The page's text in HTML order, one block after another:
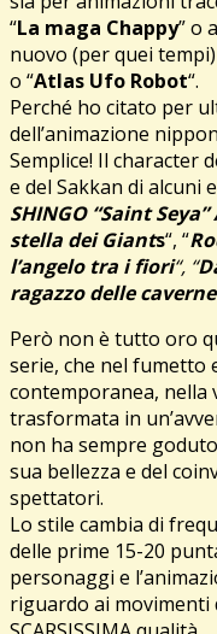
“La maga Chappy” o
nuovo (per quei
o “Atlas Ufo Robot“.
Perché ho citato per
dell’animazione
Semplice! Il character
e del Sakkan di alcuni
SHINGO “Saint Seya”
stella dei Giants“, “
l’angelo tra i fiori“, “
ragazzo delle caverne
Però non è tutto oro
serie, che nel fumetto
contemporanea, nella
trasformata in
non ha sempre
sua bellezza e del
spettatori.
Lo stile cambia di
delle prime 15-20
personaggi e
riguardo ai movimenti